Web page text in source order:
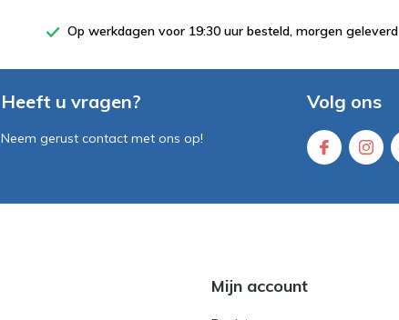
Op werkdagen voor 19:30 uur besteld, morgen geleverd
Heeft u vragen?
Neem gerust contact met ons op!
Volg ons
Mijn account